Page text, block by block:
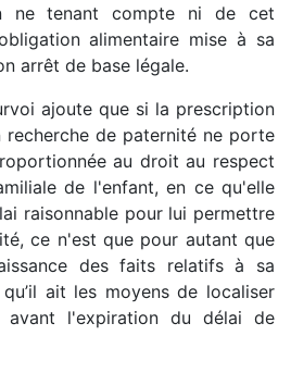
ne tenant compte ni de cet
alimentaire mise à sa
arrêt de base légale.
ajoute que si la prescription
de paternité ne porte
au droit au respect
de l'enfant, en ce qu'elle
raisonnable pour lui permettre
ce n'est que pour autant que
des faits relatifs à sa
ait les moyens de localiser
avant l'expiration du délai de